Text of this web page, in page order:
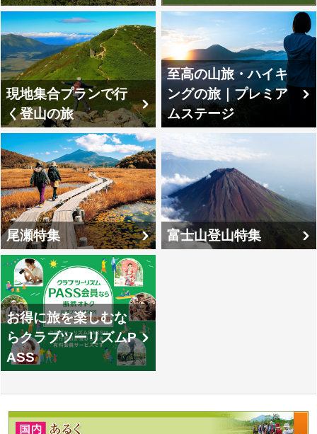
現地集合プランで行
く登山の旅
至高の山旅・ハイキ
ングの旅｜プレミア
ムステージ
尾瀬特集 富士山登山特集
お得に旅を楽しむな
らクラブツーリズムP
ASS